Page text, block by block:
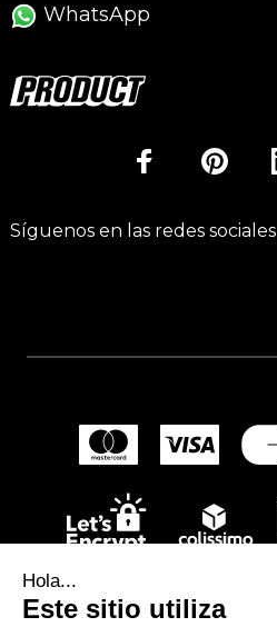
Hola...
Este sitio utiliza
WhatsApp
Síguenos en las redes sociales